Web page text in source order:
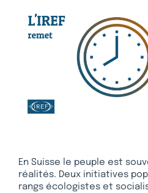
En Suisse le peuple est
réalités. Deux initiatives
rangs écologistes et